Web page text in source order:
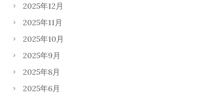
2025年12月
2025年11月
2025年10月
2025年9月
2025年8月
2025年6月